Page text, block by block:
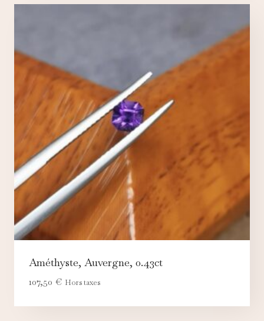
Améthyste, Auvergne, 0.43ct
107,50 € Hors taxes